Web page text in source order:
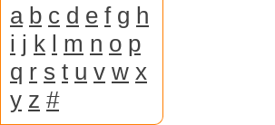
a b c d e f g h
i j k l m n o p
q r s t u v w x
y z #